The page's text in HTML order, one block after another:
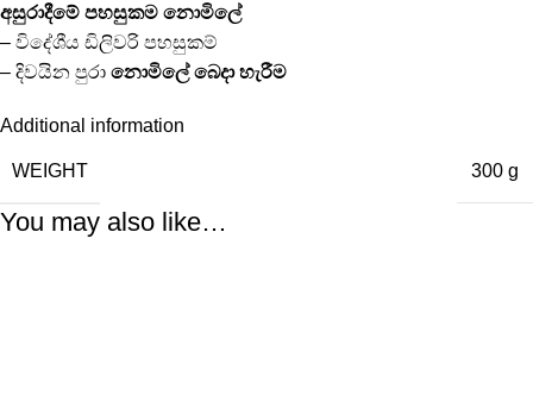
අසුරාදීමේ පහසුකම නොමිලේ
– විදේශීය ඩිලිවරි පහසුකම්
– දිවයින පුරා නොමිලේ බෙදා හැරීම
Additional information
WEIGHT 300 g
You may also like…